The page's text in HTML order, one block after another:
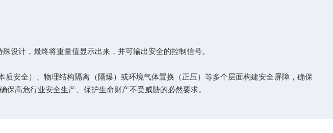
计，最终将重量值显示出来，并可输出安全的控制信号。
全）、物理结构隔离（隔爆）或环境气体置换（正压）等多个层面构建安全屏障，确保
保高危行业安全生产、保护生命财产不受威胁的必然要求。